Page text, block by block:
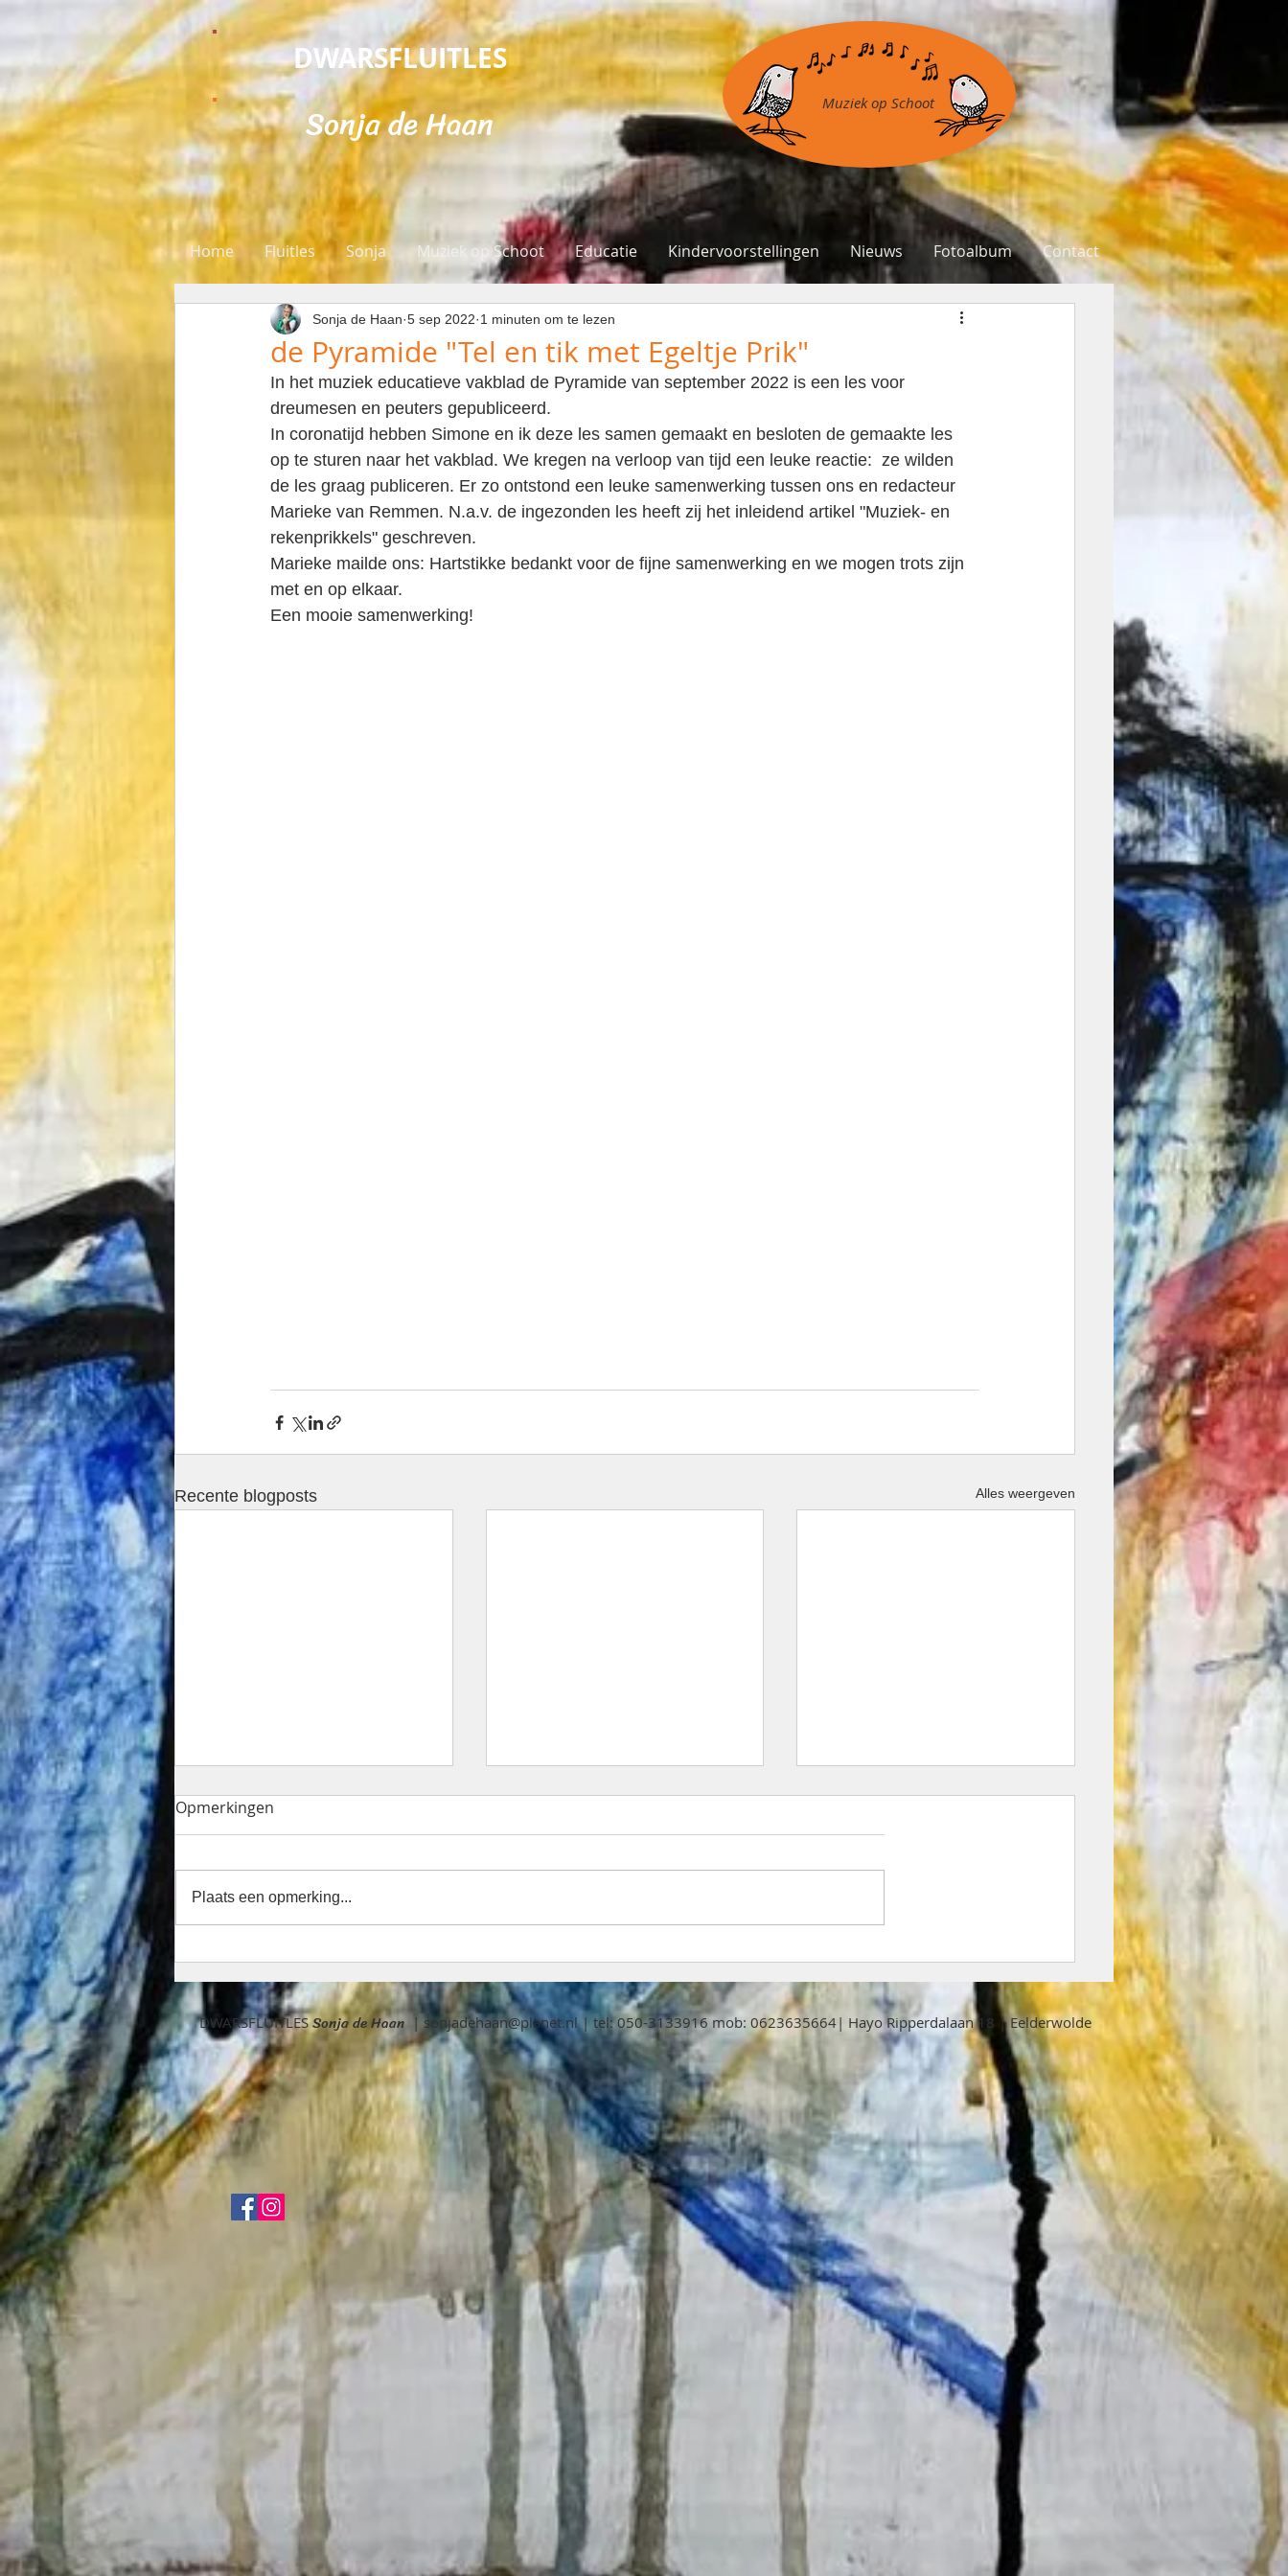
DWARSFLUITLES
Sonja de Haan Muziek op Schoot
Home Fluitles Sonja Muziek op Schoot Educatie Kindervoorstellingen Nieuws Fotoalbum Contact
de Pyramide "Tel en tik met Egeltje Prik"
Sonja de Haan 5 sep 2022 1 minuten om te lezen
In het muziek educatieve vakblad de Pyramide van september 2022 is een les voor
dreumesen en peuters gepubliceerd.
In coronatijd hebben Simone en ik deze les samen gemaakt en besloten de gemaakte les
op te sturen naar het vakblad. We kregen na verloop van tijd een leuke reactie:  ze wilden
de les graag publiceren. Er zo ontstond een leuke samenwerking tussen ons en redacteur
Marieke van Remmen. N.a.v. de ingezonden les heeft zij het inleidend artikel "Muziek- en
rekenprikkels" geschreven.
Marieke mailde ons: Hartstikke bedankt voor de fijne samenwerking en we mogen trots zijn
met en op elkaar.
Een mooie samenwerking!
Recente blogposts Alles weergeven
CULTUURMENU Oldambt
Het Muzikaal Meespeel
Avontuur Konijn
Het Muzikaal Meespeel
Avontuur
Oranjewoud Festival
Opmerkingen
Plaats een opmerking...
DWARSFLUITLESSonja de Haan | sonjadehaan@planet.nl| tel: 050-3133916 mob: 0623635664| Hayo Ripperdalaan 18 | Eelderwolde